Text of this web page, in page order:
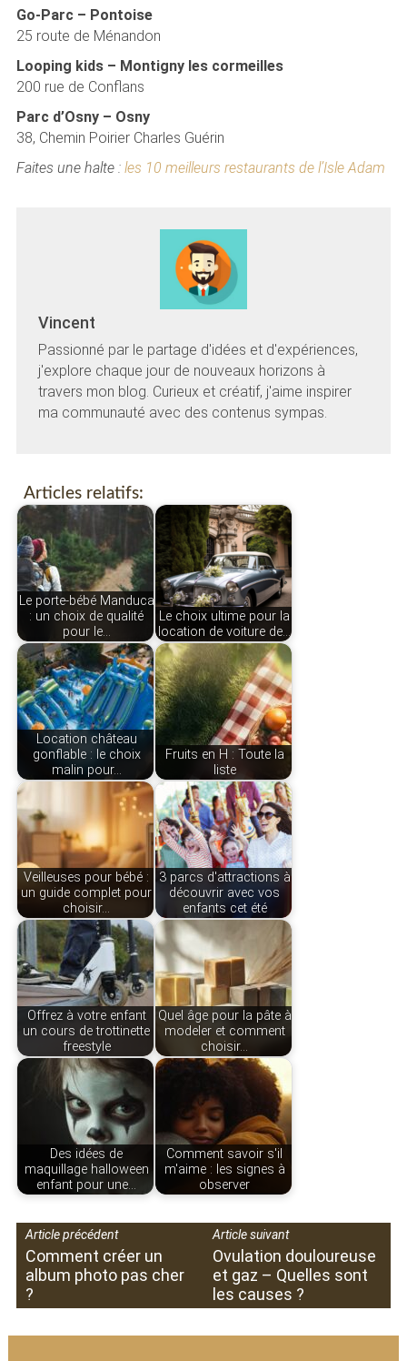
Go-Parc – Pontoise
25 route de Ménandon
Looping kids – Montigny les cormeilles
200 rue de Conflans
Parc d’Osny – Osny
38, Chemin Poirier Charles Guérin
Faites une halte :les 10 meilleurs restaurants de l’Isle Adam
Vincent
Passionné par le partage d'idées et d'expériences,
j'explore chaque jour de nouveaux horizons à
travers mon blog. Curieux et créatif, j'aime inspirer
ma communauté avec des contenus sympas.
Articles relatifs:
Le porte-bébé Manduca
: un choix de qualité
pour le…
Le choix ultime pour la
location de voiture de…
Location château
gonflable : le choix
malin pour…
Fruits en H : Toute la
liste
Veilleuses pour bébé :
un guide complet pour
choisir…
3 parcs d'attractions à
découvrir avec vos
enfants cet été
Offrez à votre enfant
un cours de trottinette
freestyle
Quel âge pour la pâte à
modeler et comment
choisir…
Des idées de
maquillage halloween
enfant pour une…
Comment savoir s'il
m'aime : les signes à
observer
Article précédent
Comment créer un
album photo pas cher
?
Article suivant
Ovulation douloureuse
et gaz – Quelles sont
les causes ?